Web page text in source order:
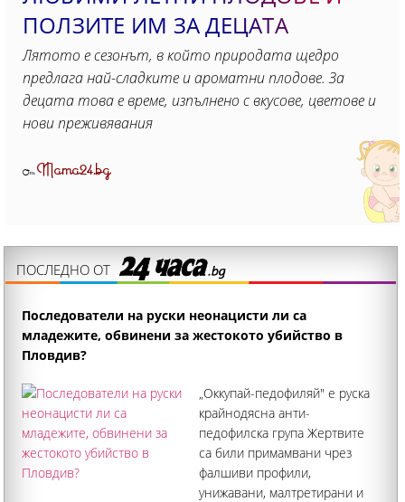
ПОЛЗИТЕ ИМ ЗА ДЕЦАТА
Лятото е сезонът, в който природата щедро
предлага най-сладките и ароматни плодове. За
децата това е време, изпълнено с вкусове, цветове и
нови преживявания
ОтMama24.bg
ПОСЛЕДНО ОТ
Последователи на руски неонацисти ли са
младежите, обвинени за жестокото убийство в
Пловдив?
„Оккупай-педофиляй" е руска
крайнодясна анти-
педофилска група Жертвите
са били примамвани чрез
фалшиви профили,
унижавани, малтретирани и